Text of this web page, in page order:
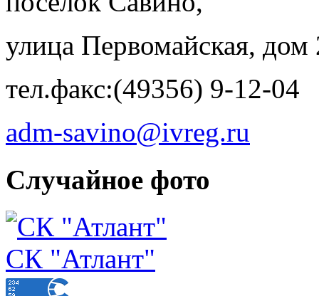
улица Первомайская, дом
тел.факс:(49356) 9-12-04
adm-savino@ivreg.ru
Случайное фото
СК "Атлант"